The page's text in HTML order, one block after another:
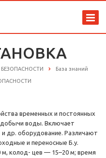
БЕЗОПАСНОСТИ База знаний
временных и постоянных
воды. Включает
др. оборудование. Различают
и переносные Б.у.
м, колод- цев — 15–20 м; время